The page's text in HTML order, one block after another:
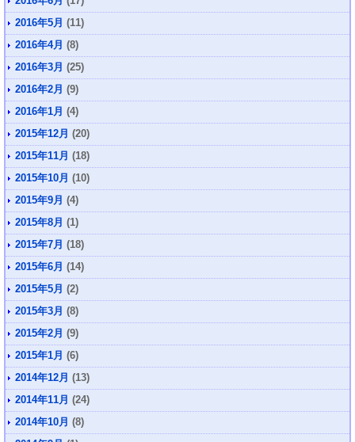
2016年5月 (11)
2016年4月 (8)
2016年3月 (25)
2016年2月 (9)
2016年1月 (4)
2015年12月 (20)
2015年11月 (18)
2015年10月 (10)
2015年9月 (4)
2015年8月 (1)
2015年7月 (18)
2015年6月 (14)
2015年5月 (2)
2015年3月 (8)
2015年2月 (9)
2015年1月 (6)
2014年12月 (13)
2014年11月 (24)
2014年10月 (8)